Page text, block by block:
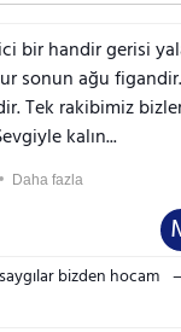
bir handir gerisi
sonun ağu
Tek rakibimiz
kalın...
Daha fazla
bizden hocam